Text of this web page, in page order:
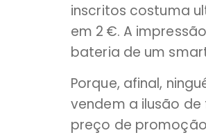
inscritos costuma
em 2 €. A
bateria de um
Porque, afinal,
vendem a ilusão
preço de